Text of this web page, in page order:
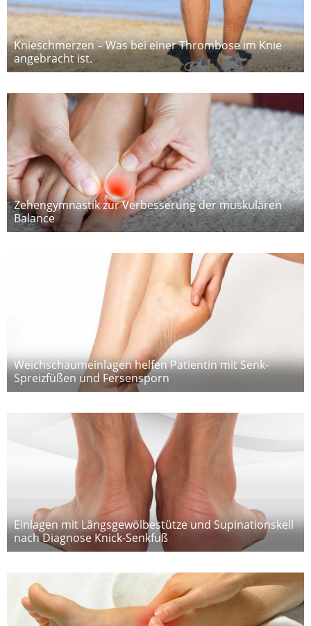
Knieschmerzen – Was bei einer Thrombose im Knie
angebracht ist.
Zehengymnastik zur Verbesserung der muskulären
Balance
Weichschaumeinlagen helfen Patientin mit Senk-
Spreizfüßen und Fersensporn
Einlagen mit Längsgewölbestütze und Supinationskeil
nach Diagnose Knick-Senkfuß